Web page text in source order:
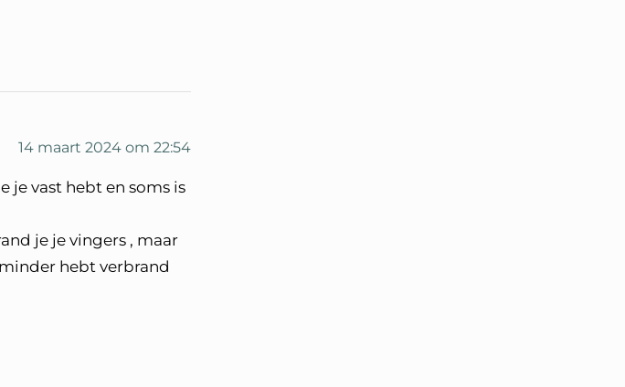
14 maart 2024 om 22:54
je vast hebt en soms is
je je vingers , maar
hebt verbrand